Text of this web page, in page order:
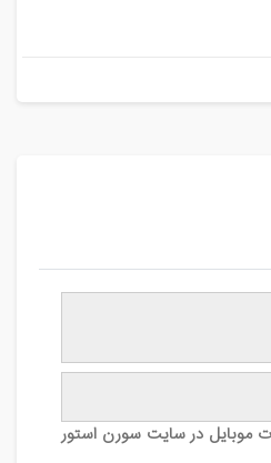
موبایل در سایت سورن استور